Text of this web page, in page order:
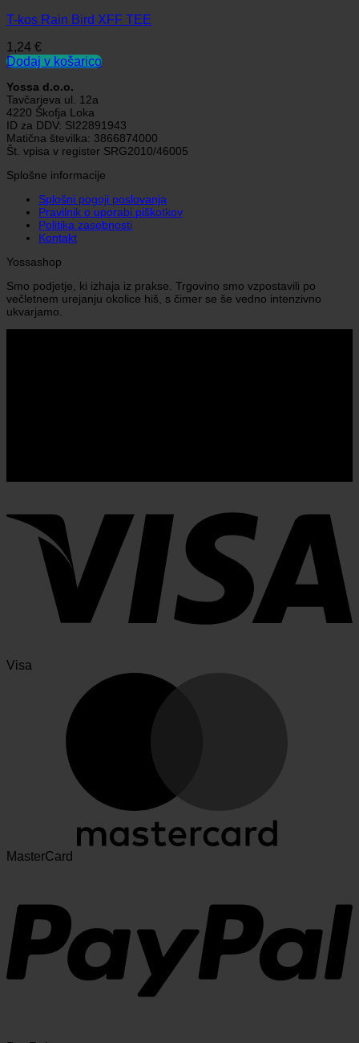
T-kos Rain Bird XFF TEE
1,24 €
Dodaj v košarico
Yossa d.o.o.
Tavčarjeva ul. 12a
4220 Škofja Loka
ID za DDV: SI22891943
Matična številka: 3866874000
Št. vpisa v register SRG2010/46005
Splošne informacije
Splošni pogoji poslovanja
Pravilnik o uporabi piškotkov
Politika zasebnosti
Kontakt
Yossashop
Smo podjetje, ki izhaja iz prakse. Trgovino smo vzpostavili po
večletnem urejanju okolice hiš, s čimer se še vedno intenzivno
ukvarjamo.
Visa
MasterCard